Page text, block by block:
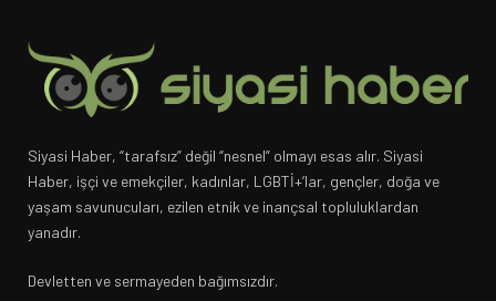
Siyasi Haber, “tarafsız” değil “nesnel” olmayı esas alır. Siyasi
Haber, işçi ve emekçiler, kadınlar, LGBTİ+’lar, gençler, doğa ve
yaşam savunucuları, ezilen etnik ve inançsal topluluklardan
yanadır.
Devletten ve sermayeden bağımsızdır.